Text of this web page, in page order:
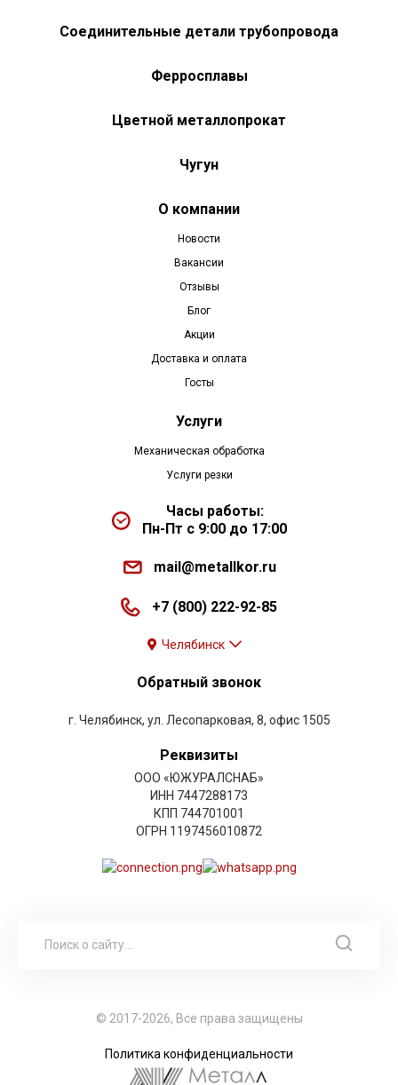
Соединительные детали трубопровода
Ферросплавы
Цветной металлопрокат
Чугун
О компании
Новости
Вакансии
Отзывы
Блог
Акции
Доставка и оплата
Госты
Услуги
Механическая обработка
Услуги резки
Часы работы:
Пн-Пт с 9:00 до 17:00
mail@metallkor.ru
+7 (800) 222-92-85
Челябинск
Обратный звонок
г. Челябинск, ул. Лесопарковая, 8, офис 1505
Реквизиты
ООО «ЮЖУРАЛСНАБ»
ИНН 7447288173
КПП 744701001
ОГРН 1197456010872
© 2017-2026, Все права защищены
Политика конфиденциальности